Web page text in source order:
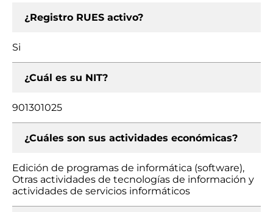
¿Registro RUES activo?
Si
¿Cuál es su NIT?
901301025
¿Cuáles son sus actividades económicas?
Edición de programas de informática (software),
Otras actividades de tecnologías de información y
actividades de servicios informáticos